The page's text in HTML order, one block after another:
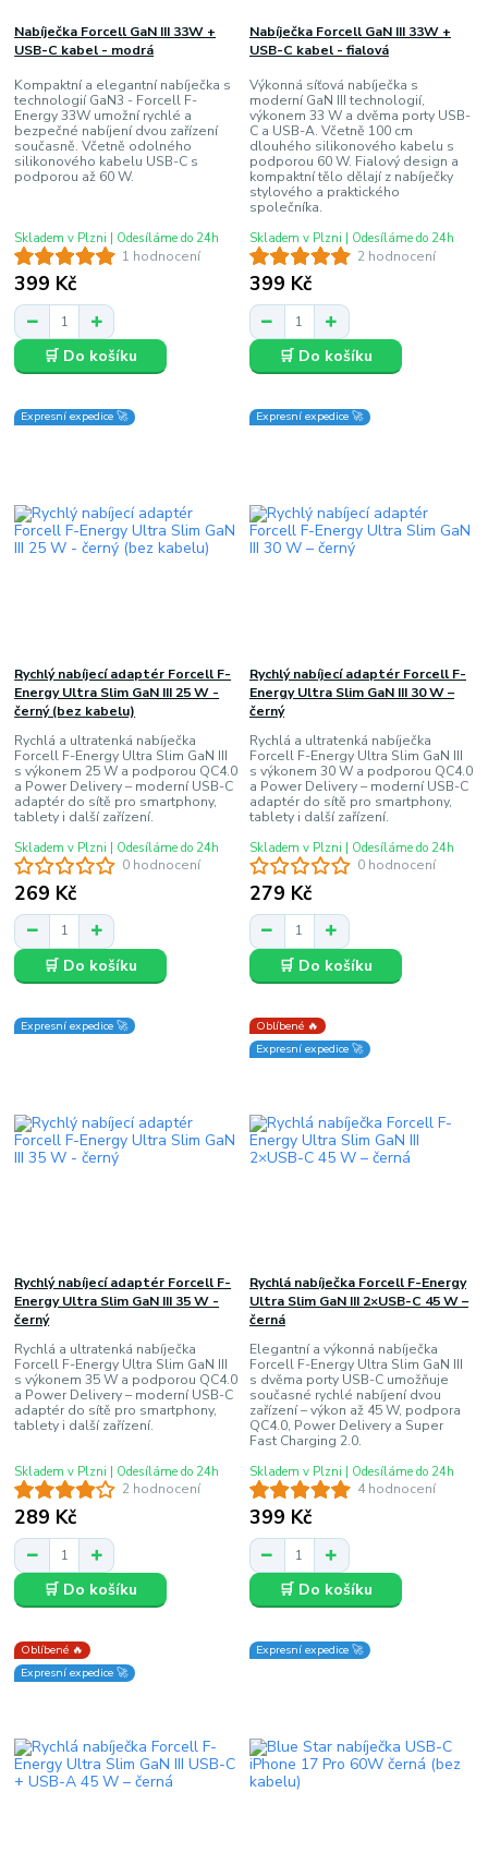
1 hodnocení
Nabíječka Forcell GaN III 33W +
USB-C kabel - modrá
Kompaktní a elegantní nabíječka s
technologií GaN3 - Forcell F-
Energy 33W umožní rychlé a
bezpečné nabíjení dvou zařízení
současně. Včetně odolného
silikonového kabelu USB-C s
podporou až 60 W.
399 Kč
Skladem v Plzni | Odesíláme do 24h
🛒 Do košíku
2 hodnocení
Nabíječka Forcell GaN III 33W +
USB-C kabel - fialová
Výkonná síťová nabíječka s
moderní GaN III technologií,
výkonem 33 W a dvěma porty USB-
C a USB-A. Včetně 100 cm
dlouhého silikonového kabelu s
podporou 60 W. Fialový design a
kompaktní tělo dělají z nabíječky
stylového a praktického
společníka.
399 Kč
Skladem v Plzni | Odesíláme do 24h
🛒 Do košíku
Expresní expedice 🚀
0 hodnocení
Rychlý nabíjecí adaptér Forcell F-
Energy Ultra Slim GaN III 25 W -
černý (bez kabelu)
Rychlá a ultratenká nabíječka
Forcell F-Energy Ultra Slim GaN III
s výkonem 25 W a podporou QC4.0
a Power Delivery – moderní USB-C
adaptér do sítě pro smartphony,
tablety i další zařízení.
269 Kč
Skladem v Plzni | Odesíláme do 24h
🛒 Do košíku
Expresní expedice 🚀
0 hodnocení
Rychlý nabíjecí adaptér Forcell F-
Energy Ultra Slim GaN III 30 W –
černý
Rychlá a ultratenká nabíječka
Forcell F-Energy Ultra Slim GaN III
s výkonem 30 W a podporou QC4.0
a Power Delivery – moderní USB-C
adaptér do sítě pro smartphony,
tablety i další zařízení.
279 Kč
Skladem v Plzni | Odesíláme do 24h
🛒 Do košíku
Expresní expedice 🚀
2 hodnocení
Rychlý nabíjecí adaptér Forcell F-
Energy Ultra Slim GaN III 35 W -
černý
Rychlá a ultratenká nabíječka
Forcell F-Energy Ultra Slim GaN III
s výkonem 35 W a podporou QC4.0
a Power Delivery – moderní USB-C
adaptér do sítě pro smartphony,
tablety i další zařízení.
289 Kč
Skladem v Plzni | Odesíláme do 24h
🛒 Do košíku
Oblíbené 🔥
Expresní expedice 🚀
4 hodnocení
Rychlá nabíječka Forcell F-Energy
Ultra Slim GaN III 2×USB-C 45 W –
černá
Elegantní a výkonná nabíječka
Forcell F-Energy Ultra Slim GaN III
s dvěma porty USB-C umožňuje
současné rychlé nabíjení dvou
zařízení – výkon až 45 W, podpora
QC4.0, Power Delivery a Super
Fast Charging 2.0.
399 Kč
Skladem v Plzni | Odesíláme do 24h
🛒 Do košíku
Oblíbené 🔥
Expresní expedice 🚀
Expresní expedice 🚀